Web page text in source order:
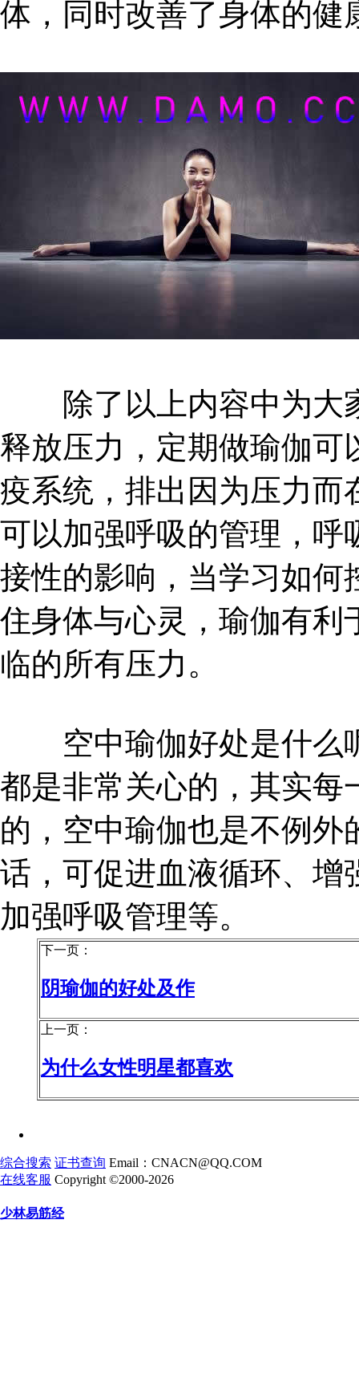
体，同时改善了身体的健
除了以上内容中为大
释放压力，定期做瑜伽可
疫系统，排出因为压力而
可以加强呼吸的管理，呼
接性的影响，当学习如何
住身体与心灵，瑜伽有利
临的所有压力。
空中瑜伽好处是什么
都是非常关心的，其实每
的，空中瑜伽也是不例
话，可促进血液循环、增
加强呼吸管理等。
下一页：
阴瑜伽的好处及作
上一页：
为什么女性明星都喜欢
综合搜索 证书查询 Email：CNACN@QQ.COM
在线客服 Copyright ©2000-2026
少林易筋经